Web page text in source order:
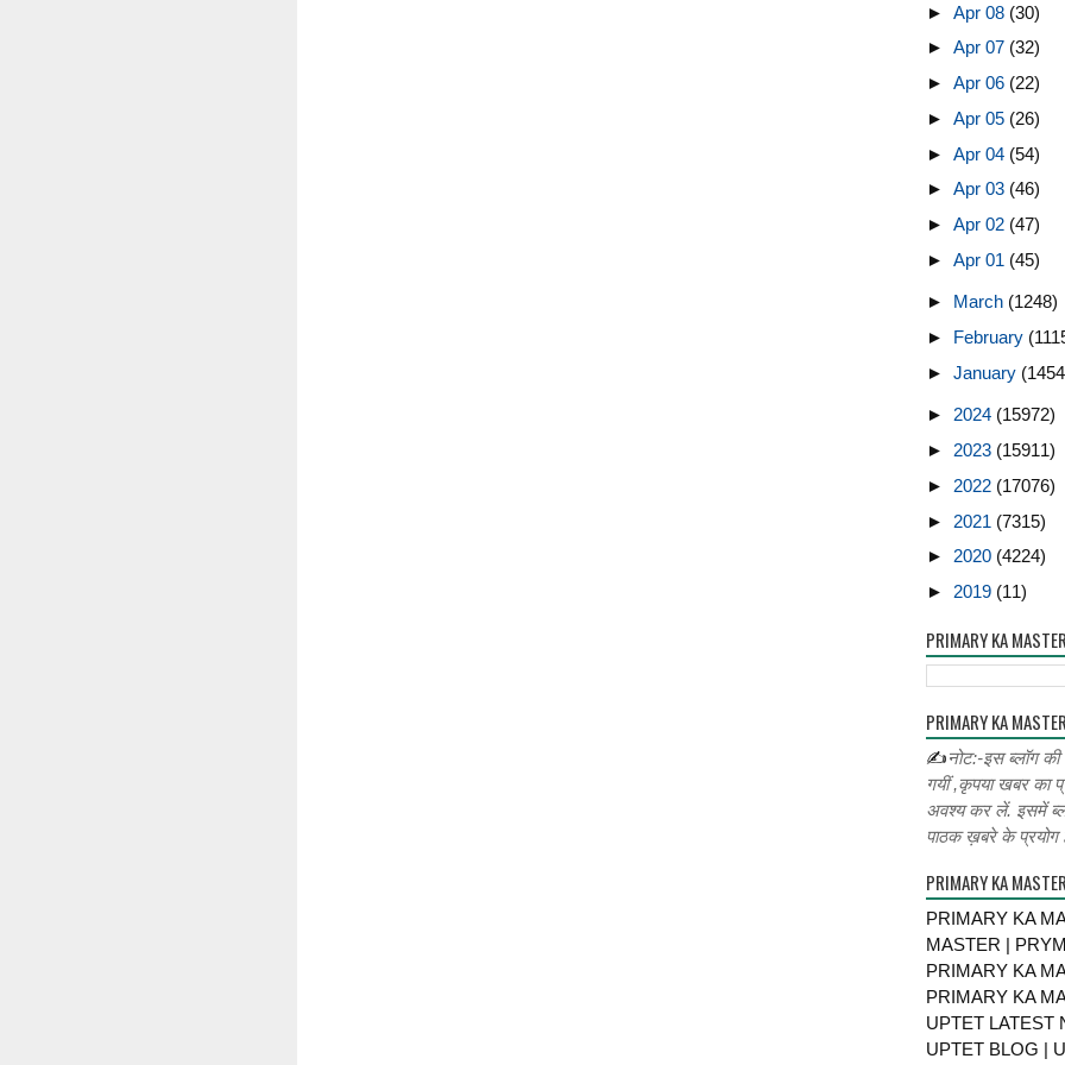
► Apr 08 (30)
► Apr 07 (32)
► Apr 06 (22)
► Apr 05 (26)
► Apr 04 (54)
► Apr 03 (46)
► Apr 02 (47)
► Apr 01 (45)
► March (1248)
► February
► January
► 2024 (15972)
► 2023 (15911)
► 2022 (17076)
► 2021 (7315)
► 2020 (4224)
► 2019 (11)
PRIMARY KA
PRIMARY KA
✍नोट:-इस ब्लॉग
गयीं ,कृपया खबर का
अवश्य कर लें. इसमें
पाठक ख़बरे के प्रयोग
PRIMARY KA
PRIMARY KA
MASTER |
PRIMARY KA
PRIMARY KA
UPTET LATEST
UPTET BLOG |